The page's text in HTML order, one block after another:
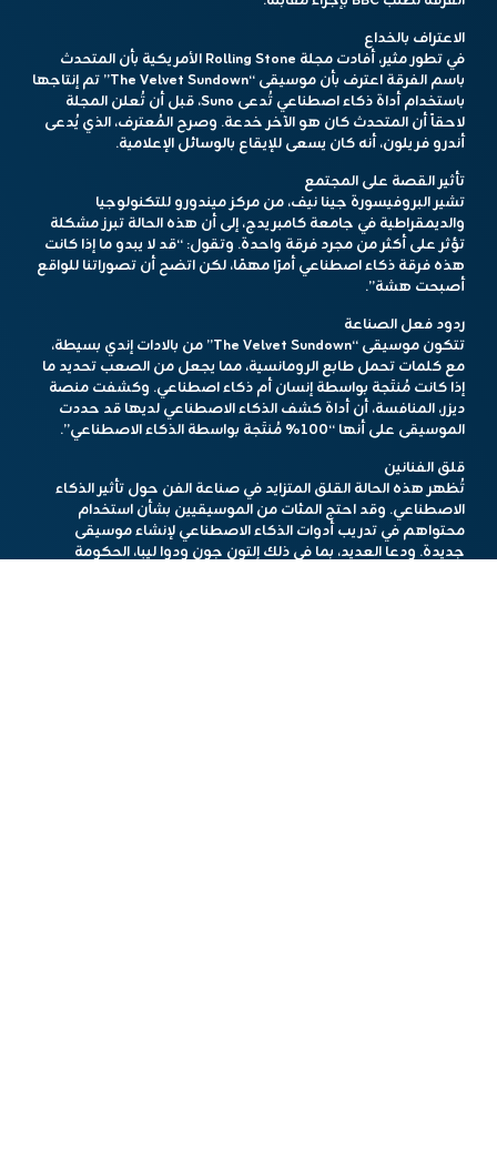
الاعتراف بالخداع
في تطور مثير، أفادت مجلة Rolling Stone الأمريكية بأن المتحدث
باسم الفرقة اعترف بأن موسيقى “The Velvet Sundown” تم إنتاجها
باستخدام أداة ذكاء اصطناعي تُدعى Suno، قبل أن تُعلن المجلة
لاحقاً أن المتحدث كان هو الآخر خدعة. وصرح المُعترف، الذي يُدعى
أندرو فريلون، أنه كان يسعى للإيقاع بالوسائل الإعلامية.
تأثير القصة على المجتمع
تشير البروفيسورة جينا نيف، من مركز ميندورو للتكنولوجيا
والديمقراطية في جامعة كامبريدج، إلى أن هذه الحالة تبرز مشكلة
تؤثر على أكثر من مجرد فرقة واحدة. وتقول: “قد لا يبدو ما إذا كانت
هذه فرقة ذكاء اصطناعي أمرًا مهمًا، لكن اتضح أن تصوراتنا للواقع
أصبحت هشة”.
ردود فعل الصناعة
تتكون موسيقى “The Velvet Sundown” من بالادات إندي بسيطة،
مع كلمات تحمل طابع الرومانسية، مما يجعل من الصعب تحديد ما
إذا كانت مُنتَجة بواسطة إنسان أم ذكاء اصطناعي. وكشفت منصة
ديزر، المنافسة، أن أداة كشف الذكاء الاصطناعي لديها قد حددت
الموسيقى على أنها “100% مُنتَجة بواسطة الذكاء الاصطناعي”.
قلق الفنانين
تُظهر هذه الحالة القلق المتزايد في صناعة الفن حول تأثير الذكاء
الاصطناعي. وقد احتج المئات من الموسيقيين بشأن استخدام
محتواهم في تدريب أدوات الذكاء الاصطناعي لإنشاء موسيقى
جديدة. ودعا العديد، بما في ذلك إلتون جون ودوا ليبا، الحكومة